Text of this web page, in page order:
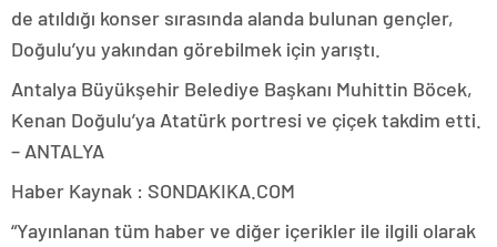
de atıldığı konser sırasında alanda bulunan gençler,
Doğulu’yu yakından görebilmek için yarıştı.
Antalya Büyükşehir Belediye Başkanı Muhittin Böcek,
Kenan Doğulu’ya Atatürk portresi ve çiçek takdim etti.
– ANTALYA
Haber Kaynak : SONDAKIKA.COM
“Yayınlanan tüm haber ve diğer içerikler ile ilgili olarak